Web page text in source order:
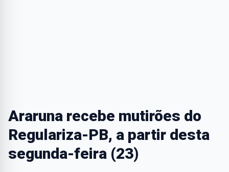
Araruna recebe mutirões do
Regulariza-PB, a partir desta
segunda-feira (23)